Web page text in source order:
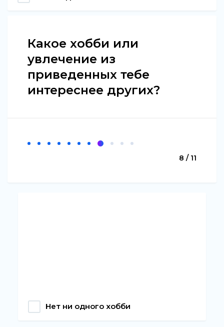
Какое хобби или
увлечение из
приведенных тебе
интереснее других?
8 / 11
Нет ни одного хобби